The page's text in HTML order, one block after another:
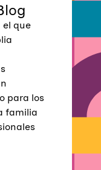
el que
para los
familia